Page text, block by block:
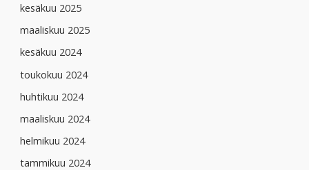
kesäkuu 2025
maaliskuu 2025
kesäkuu 2024
toukokuu 2024
huhtikuu 2024
maaliskuu 2024
helmikuu 2024
tammikuu 2024